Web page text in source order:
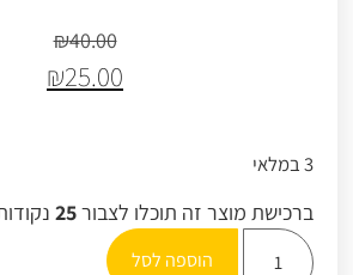
₪40.00
₪25.00
ברכישת מוצר זה תוכלו לצבור25נקודות!
הוספה לסל